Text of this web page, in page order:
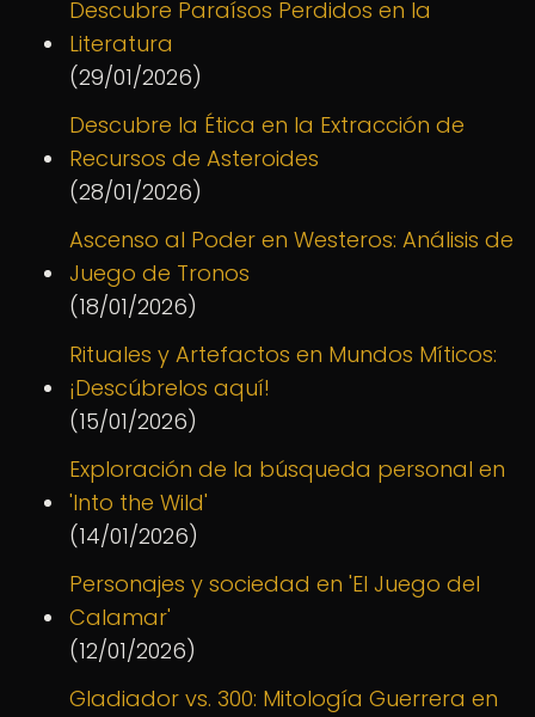
Descubre Paraísos Perdidos en la
Literatura
(29/01/2026)
Descubre la Ética en la Extracción de
Recursos de Asteroides
(28/01/2026)
Ascenso al Poder en Westeros: Análisis de
Juego de Tronos
(18/01/2026)
Rituales y Artefactos en Mundos Míticos:
¡Descúbrelos aquí!
(15/01/2026)
Exploración de la búsqueda personal en
'Into the Wild'
(14/01/2026)
Personajes y sociedad en 'El Juego del
Calamar'
(12/01/2026)
Gladiador vs. 300: Mitología Guerrera en